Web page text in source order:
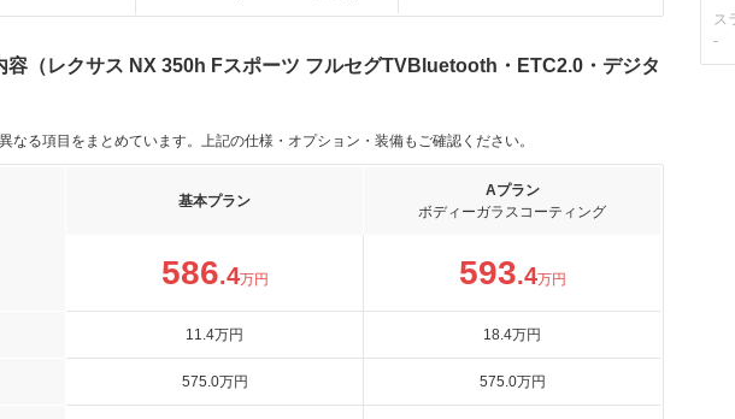
容（レクサス NX 350h Fスポーツ フルセグTVBluetooth・ETC2.0・デジタ
なる項目をまとめています。上記の仕様・オプション・装備もご確認ください。
基本プラン
Aプラン
ボディーガラスコーティング
586.4万円 593.4万円
11.4万円 18.4万円
575.0万円 575.0万円
ス
-